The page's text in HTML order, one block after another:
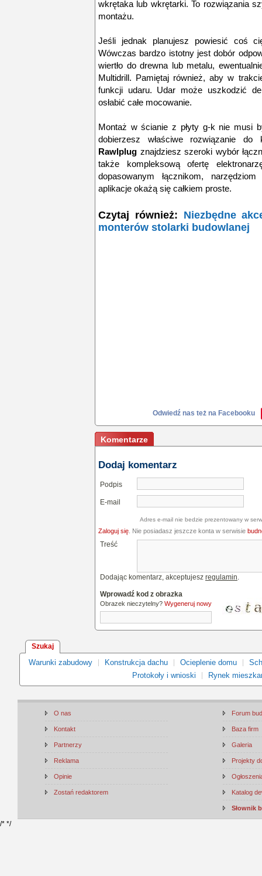
wkrętaka lub wkrętarki. To rozwiązania
montażu.
Jeśli jednak planujesz powiesić coś
Wówczas bardzo istotny jest dobór
wiertło do drewna lub metalu,
Multidrill. Pamiętaj również, aby w
funkcji udaru. Udar może uszkodzić
osłabić całe mocowanie.
Montaż w ścianie z płyty g-k nie musi
dobierzesz właściwe rozwiązanie
Rawlplug znajdziesz szeroki wybór
także kompleksową ofertę
dopasowanym łącznikom,
aplikacje okażą się całkiem proste.
Czytaj również: Niezbędne
monterów stolarki budowlanej
Odwiedź nas też na Facebooku
Komentarze
Dodaj komentarz
Podpis
E-mail
Adres e-mail nie bedzie prezentowany w
Zaloguj się . Nie posiadasz jeszcze konta w serwisie
Treść
Dodając komentarz, akceptujesz regulamin.
Wprowadź kod z obrazka
Obrazek nieczytelny? Wygeneruj nowy
Szukaj
Warunki zabudowy Konstrukcja dachu Ocieplenie domu
Protokoły i wnioski
Rynek
O nas
Kontakt
Partnerzy
Reklama
Opinie
Zostań redaktorem
Forum
Baza firm
Galeria
Projekty
Katalog
Słownik
/* */